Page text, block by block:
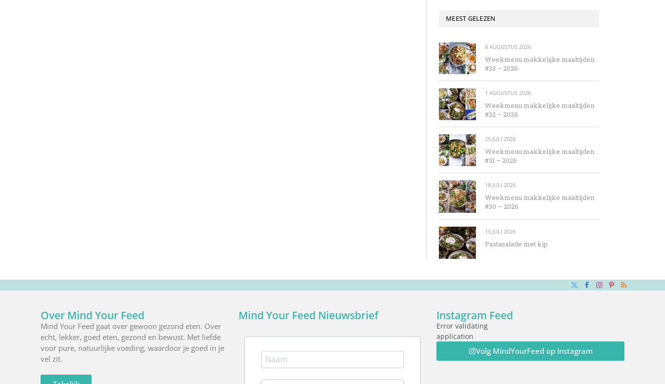
MEEST GELEZEN
8 AUGUSTUS 2026
Weekmenu makkelijke maaltijden
#33 – 2026
1 AUGUSTUS 2026
Weekmenu makkelijke maaltijden
#32 – 2026
25 JULI 2026
Weekmenu makkelijke maaltijden
#31 – 2026
18 JULI 2026
Weekmenu makkelijke maaltijden
#30 – 2026
13 JULI 2026
Pastasalade met kip
X
Facebook
Instagram
Pinterest
RSS
Over Mind Your Feed
Mind Your Feed gaat over gewoon gezond eten. Over
echt, lekker, goed eten, gezond en bewust. Met liefde
voor pure, natuurlijke voeding, waardoor je goed in je
vel zit.
Mind Your Feed Nieuwsbrief Instagram Feed
Error validating
application
Volg MindYourFeed op Instagram